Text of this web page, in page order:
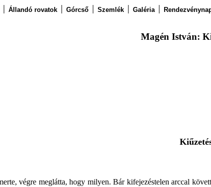
Állandó rovatok Górcső Szemlék Galéria
Magén István:
végre meglátta, hogy milyen. Bár kifejezéstelen arccal